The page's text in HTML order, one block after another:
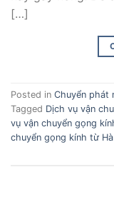
[…]
Posted in Chuyển phát
Tagged Dịch vụ vận
vụ vận chuyển gọng
chuyển gọng kính từ